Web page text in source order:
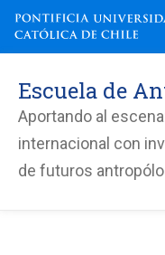
Escuela de
Aportando al
internacional con
de futuros